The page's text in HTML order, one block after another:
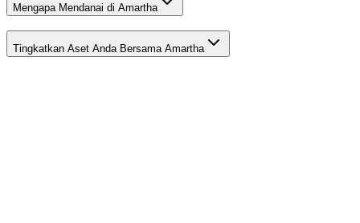
Mengapa Mendanai di Amartha
Tingkatkan Aset Anda Bersama Amartha